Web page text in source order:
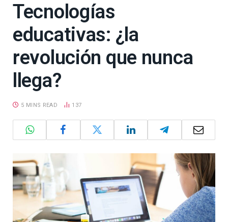
Tecnologías
educativas: ¿la
revolución que nunca
llega?
5 MINS READ 137